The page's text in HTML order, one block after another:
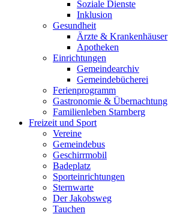
Soziale Dienste
Inklusion
Gesundheit
Ärzte & Krankenhäuser
Apotheken
Einrichtungen
Gemeindearchiv
Gemeindebücherei
Ferienprogramm
Gastronomie & Übernachtung
Familienleben Starnberg
Freizeit und Sport
Vereine
Gemeindebus
Geschirrmobil
Badeplatz
Sporteinrichtungen
Sternwarte
Der Jakobsweg
Tauchen